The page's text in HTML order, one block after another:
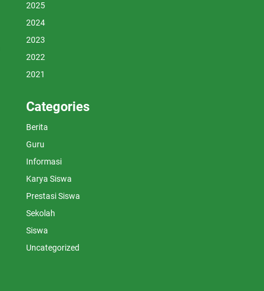
2025
2024
2023
2022
2021
Categories
Berita
Guru
Informasi
Karya Siswa
Prestasi Siswa
Sekolah
Siswa
Uncategorized